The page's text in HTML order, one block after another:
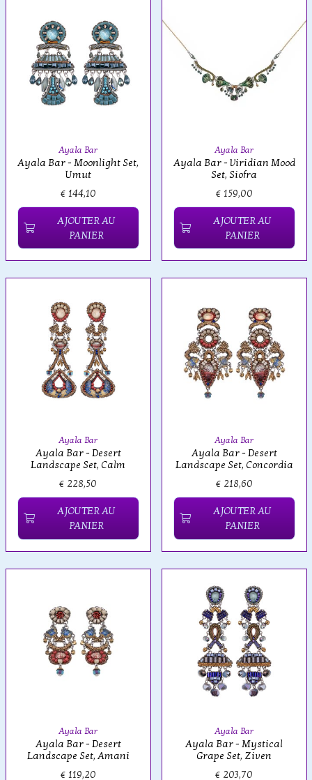
Ayala Bar
Ayala Bar - Moonlight Set,
Umut
€ 144,10
AJOUTER AU
PANIER
Ayala Bar
Ayala Bar - Viridian Mood
Set, Siofra
€ 159,00
AJOUTER AU
PANIER
Ayala Bar
Ayala Bar - Desert
Landscape Set, Calm
€ 228,50
AJOUTER AU
PANIER
Ayala Bar
Ayala Bar - Desert
Landscape Set, Concordia
€ 218,60
AJOUTER AU
PANIER
Ayala Bar
Ayala Bar - Desert
Landscape Set, Amani
€ 119,20
Ayala Bar
Ayala Bar - Mystical
Grape Set, Ziven
€ 203,70